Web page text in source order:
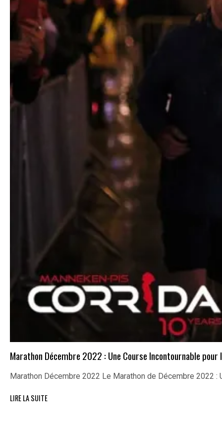
Marathon Décembre 2022 : Une Course Incontournable pour
Marathon Décembre 2022 Le Marathon de Décembre 2022
LIRE LA SUITE